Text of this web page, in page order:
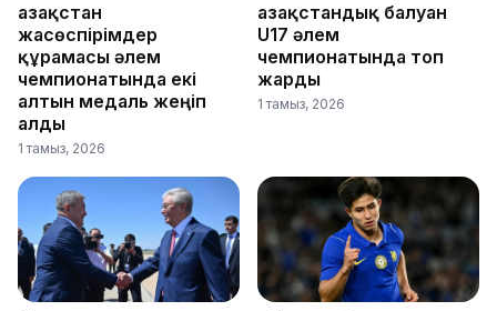
Қазақстан
жасөспірімдер
құрамасы әлем
чемпионатында екі
алтын медаль жеңіп
алды
1 тамыз, 2026
Қазақстандық балуан
U17 әлем
чемпионатында топ
жарды
1 тамыз, 2026